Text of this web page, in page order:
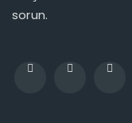
sorun.